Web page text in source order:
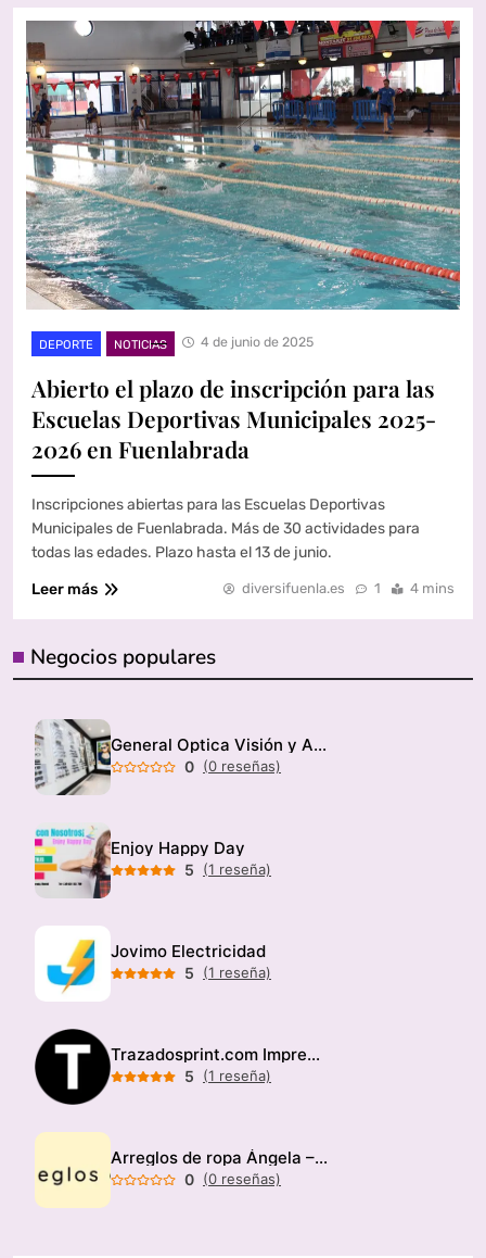
DEPORTE NOTICIAS 4 de junio de 2025
Abierto el plazo de inscripción para las
Escuelas Deportivas Municipales 2025-
2026 en Fuenlabrada
Inscripciones abiertas para las Escuelas Deportivas
Municipales de Fuenlabrada. Más de 30 actividades para
todas las edades. Plazo hasta el 13 de junio.
Leer más
diversifuenla.es 1 4 mins
Negocios populares
General Optica Visión y Audición
0 (0 reseñas)
Enjoy Happy Day
5 (1 reseña)
Jovimo Electricidad
5 (1 reseña)
Trazadosprint.com Imprenta
5 (1 reseña)
Arreglos de ropa Ángela – Modista
0 (0 reseñas)